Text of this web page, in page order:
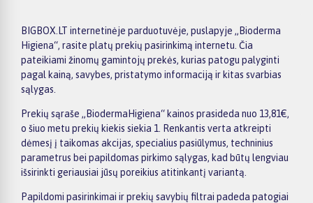
BIGBOX.LT internetinėje parduotuvėje, puslapyje „Bioderma
Higiena“, rasite platų prekių pasirinkimą internetu. Čia
pateikiami žinomų gamintojų prekės, kurias patogu palyginti
pagal kainą, savybes, pristatymo informaciją ir kitas svarbias
sąlygas.
Prekių sąraše „BiodermaHigiena“ kainos prasideda nuo 13,81€,
o šiuo metu prekių kiekis siekia 1. Renkantis verta atkreipti
dėmesį į taikomas akcijas, specialius pasiūlymus, techninius
parametrus bei papildomas pirkimo sąlygas, kad būtų lengviau
išsirinkti geriausiai jūsų poreikius atitinkantį variantą.
Papildomi pasirinkimai ir prekių savybių filtrai padeda patogiai